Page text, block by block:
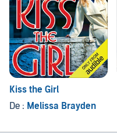
Kiss the Girl
De : Melissa Brayden